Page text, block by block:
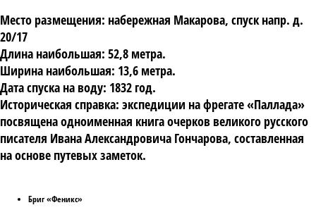
Место размещения: набережная Макарова, спуск напр. д.
20/17
Длина наибольшая: 52,8 метра.
Ширина наибольшая: 13,6 метра.
Дата спуска на воду: 1832 год.
Историческая справка: экспедиции на фрегате «Паллада»
посвящена одноименная книга очерков великого русского
писателя Ивана Александровича Гончарова, составленная
на основе путевых заметок.
Бриг «Феникс»